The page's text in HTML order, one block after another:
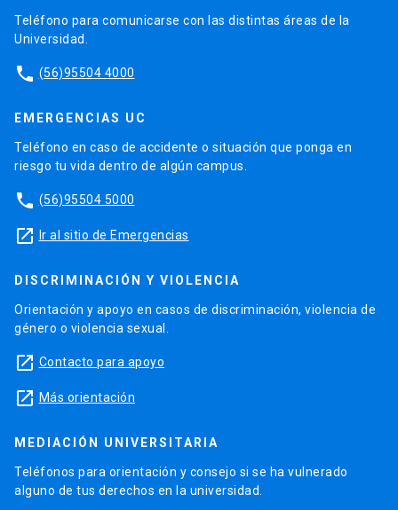
Teléfono para comunicarse con las distintas áreas de la
Universidad.
phone (56)95504 4000
EMERGENCIAS UC
Teléfono en caso de accidente o situación que ponga en
riesgo tu vida dentro de algún campus.
phone (56)95504 5000
launch Ir al sitio de Emergencias
DISCRIMINACIÓN Y VIOLENCIA
Orientación y apoyo en casos de discriminación, violencia de
género o violencia sexual.
launch Contacto para apoyo
launch Más orientación
MEDIACIÓN UNIVERSITARIA
Teléfonos para orientación y consejo si se ha vulnerado
alguno de tus derechos en la universidad.